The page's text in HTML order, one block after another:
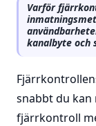
Varför
kanalbyte och
snabbt du kan
fjärrkontroll